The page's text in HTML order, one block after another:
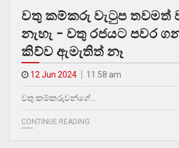
වතු කම්කරු වැටුප තවමත්
නැහැ – වතු රජයට පවර
කිව්ව ඇමැතිත් නෑ
12 Jun 2024 11.58 am
වතු කම්කරුවන්ගේ…
CONTINUE READING